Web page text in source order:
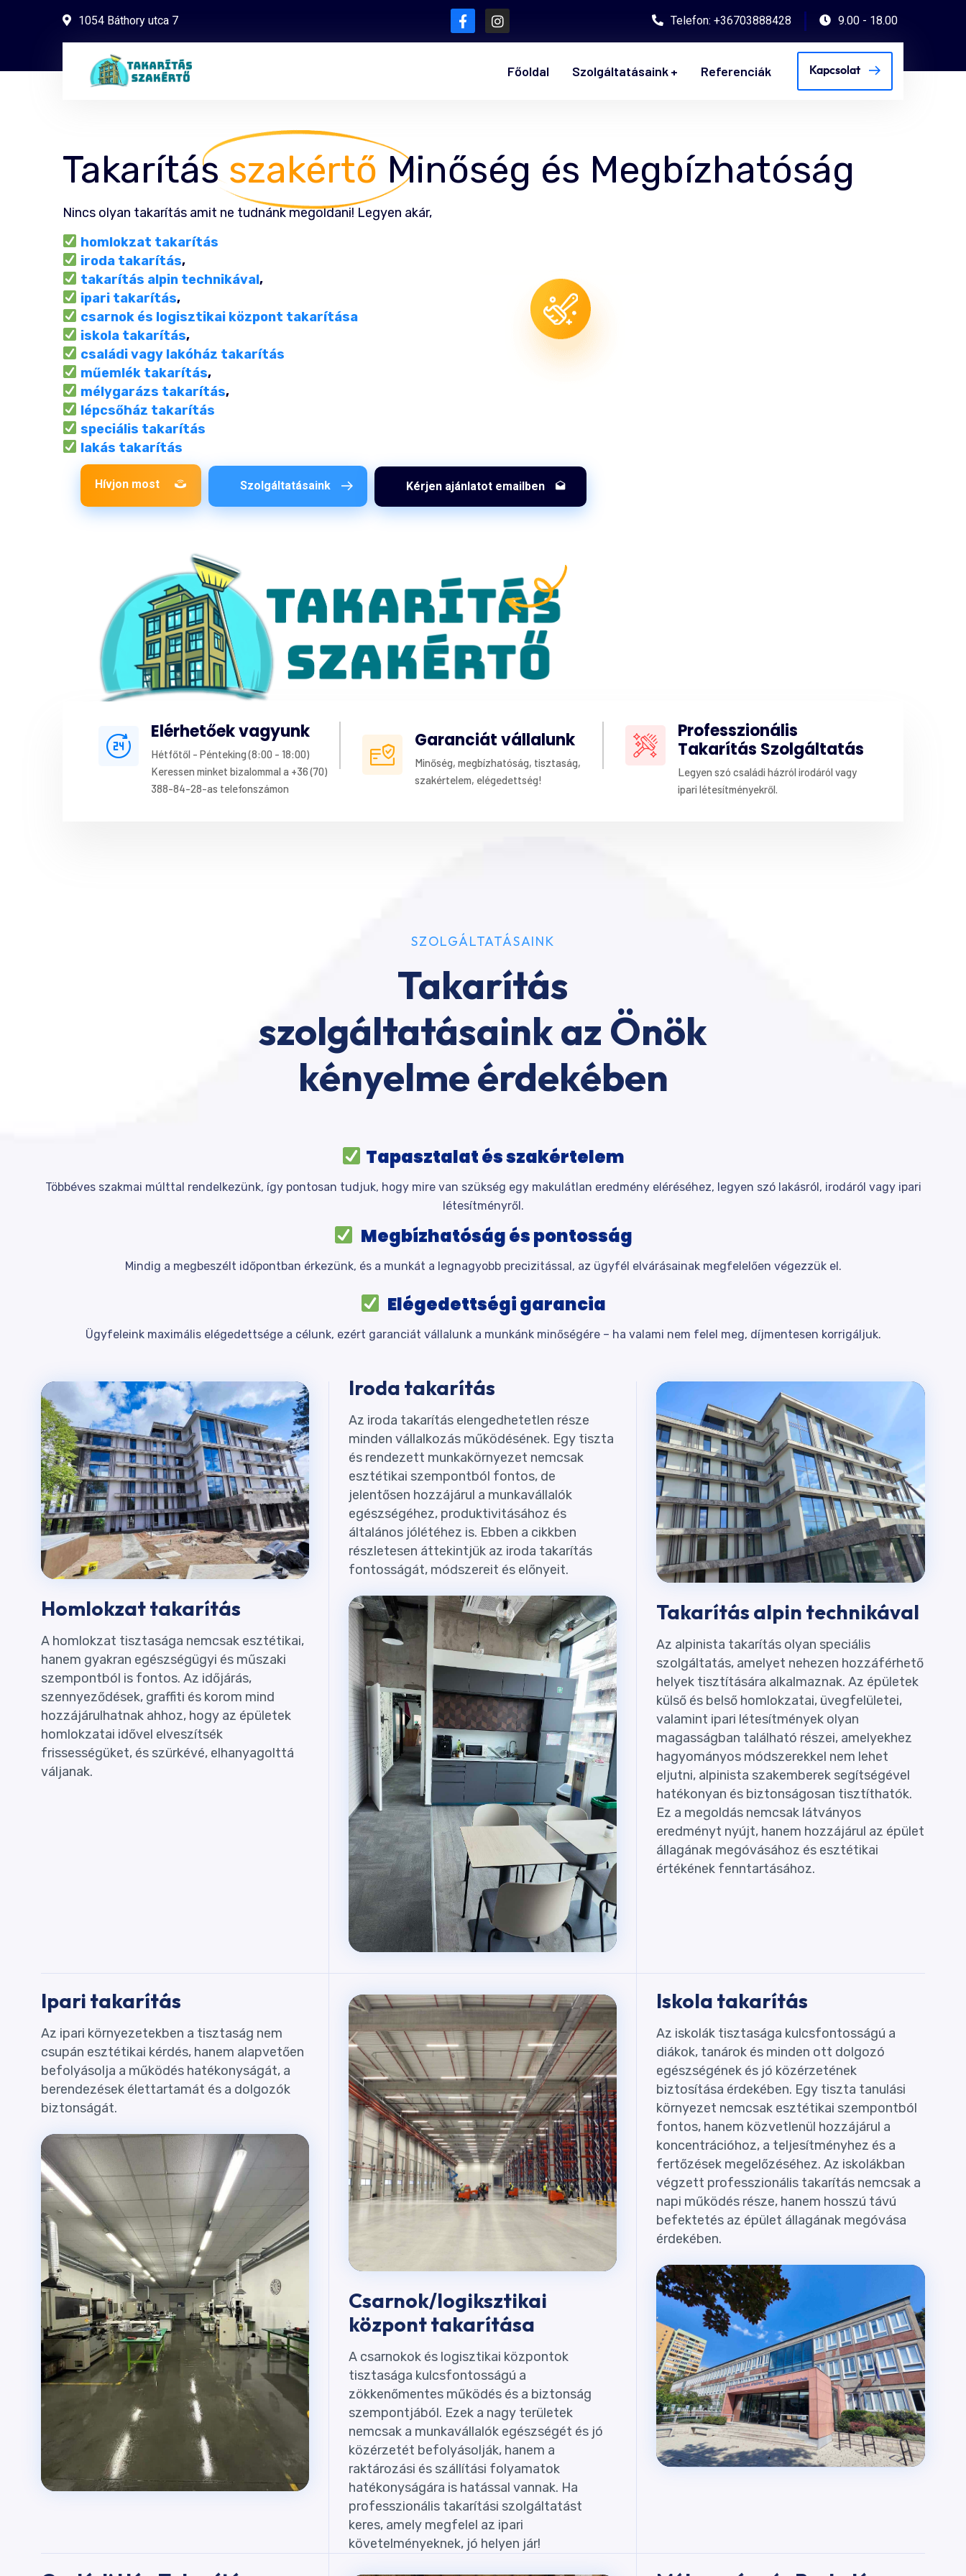
1054 Báthory utca 7 Telefon: +36703888428 9.00 - 18.00
Főoldal Szolgáltatásaink Referenciák Kapcsolat
Takarításszakértő Minőség és Megbízhatóság
Nincs olyan takarítás amit ne tudnánk megoldani! Legyen akár,
homlokzat takarítás
iroda takarítás,
takarítás alpin technikával,
ipari takarítás,
csarnok és logisztikai központ takarítása
iskola takarítás,
családi vagy lakóház takarítás
műemlék takarítás,
mélygarázs takarítás,
lépcsőház takarítás
speciális takarítás
lakás takarítás
Hívjon most Szolgáltatásaink Kérjen ajánlatot emailben
Elérhetőek vagyunk
Hétfőtől - Pénteking (8:00 - 18:00)
Keressen minket bizalommal a +36 (70)
388-84-28-as telefonszámon
Garanciát vállalunk
Minőség, megbízhatóság, tisztaság,
szakértelem, elégedettség!
Professzionális
Takarítás Szolgáltatás
Legyen szó családi házról irodáról vagy
ipari létesítményekről.
SZOLGÁLTATÁSAINK
Takarítás
szolgáltatásaink az Önök
kényelme érdekében
Tapasztalat és szakértelem
Többéves szakmai múlttal rendelkezünk, így pontosan tudjuk, hogy mire van szükség egy makulátlan eredmény eléréséhez, legyen szó lakásról, irodáról vagy ipari
létesítményről.
Megbízhatóság és pontosság
Mindig a megbeszélt időpontban érkezünk, és a munkát a legnagyobb precizitással, az ügyfél elvárásainak megfelelően végezzük el.
Elégedettségi garancia
Ügyfeleink maximális elégedettsége a célunk, ezért garanciát vállalunk a munkánk minőségére – ha valami nem felel meg, díjmentesen korrigáljuk.
Homlokzat takarítás
A homlokzat tisztasága nemcsak esztétikai,
hanem gyakran egészségügyi és műszaki
szempontból is fontos. Az időjárás,
szennyeződések, graffiti és korom mind
hozzájárulhatnak ahhoz, hogy az épületek
homlokzatai idővel elveszítsék
frissességüket, és szürkévé, elhanyagolttá
váljanak.
Iroda takarítás
Az iroda takarítás elengedhetetlen része
minden vállalkozás működésének. Egy tiszta
és rendezett munkakörnyezet nemcsak
esztétikai szempontból fontos, de
jelentősen hozzájárul a munkavállalók
egészségéhez, produktivitásához és
általános jólétéhez is. Ebben a cikkben
részletesen áttekintjük az iroda takarítás
fontosságát, módszereit és előnyeit.
Takarítás alpin technikával
Az alpinista takarítás olyan speciális
szolgáltatás, amelyet nehezen hozzáférhető
helyek tisztítására alkalmaznak. Az épületek
külső és belső homlokzatai, üvegfelületei,
valamint ipari létesítmények olyan
magasságban található részei, amelyekhez
hagyományos módszerekkel nem lehet
eljutni, alpinista szakemberek segítségével
hatékonyan és biztonságosan tisztíthatók.
Ez a megoldás nemcsak látványos
eredményt nyújt, hanem hozzájárul az épület
állagának megóvásához és esztétikai
értékének fenntartásához.
Ipari takarítás
Az ipari környezetekben a tisztaság nem
csupán esztétikai kérdés, hanem alapvetően
befolyásolja a működés hatékonyságát, a
berendezések élettartamát és a dolgozók
biztonságát.
Csarnok/logiksztikai
központ takarítása
A csarnokok és logisztikai központok
tisztasága kulcsfontosságú a
zökkenőmentes működés és a biztonság
szempontjából. Ezek a nagy területek
nemcsak a munkavállalók egészségét és jó
közérzetét befolyásolják, hanem a
raktározási és szállítási folyamatok
hatékonyságára is hatással vannak. Ha
professzionális takarítási szolgáltatást
keres, amely megfelel az ipari
követelményeknek, jó helyen jár!
Iskola takarítás
Az iskolák tisztasága kulcsfontosságú a
diákok, tanárok és minden ott dolgozó
egészségének és jó közérzetének
biztosítása érdekében. Egy tiszta tanulási
környezet nemcsak esztétikai szempontból
fontos, hanem közvetlenül hozzájárul a
koncentrációhoz, a teljesítményhez és a
fertőzések megelőzéséhez. Az iskolákban
végzett professzionális takarítás nemcsak a
napi működés része, hanem hosszú távú
befektetés az épület állagának megóvása
érdekében.